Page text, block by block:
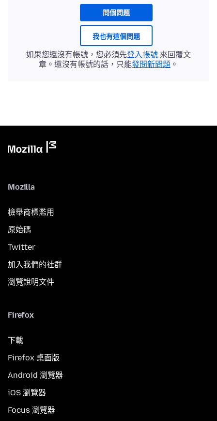
問個問題
我也有這個問題
如果您還沒有帳號，您必須先登入帳號 來回覆文
章。還沒有帳號的話，只能發問新問題 。
Mozilla
檢舉商標濫用
原始碼
Twitter
加入我們的社群
瀏覽說明文件
Firefox
下載
Firefox 桌面版
Android 瀏覽器
iOS 瀏覽器
Focus 瀏覽器